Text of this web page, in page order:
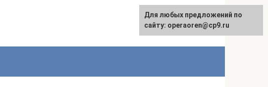
Для любых предложений по
сайту: operaoren@cp9.ru